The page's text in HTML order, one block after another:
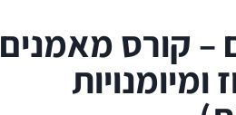
קורס מאמנים
ומיומנויות